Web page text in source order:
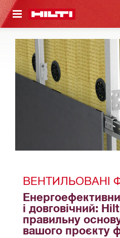
ЗМІСТУ
ВЕНТИЛЬОВАНІ
і довговічний:
правильну
вашого проєкту